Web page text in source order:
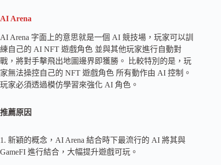
AI Arena
AI Arena 字面上的意思就是一個 AI 競技場，玩家可以訓
練自己的 AI NFT 遊戲角色 並與其他玩家進行自動對
戰，將對手擊飛出地圖邊界即獲勝。 比較特別的是，玩
家無法操控自己的 NFT 遊戲角色 所有動作由 AI 控制。
玩家必須透過模仿學習來強化 AI 角色。
推薦原因
1. 新穎的概念，AI Arena 結合時下最流行的 AI 將其與
GameFI 進行結合，大幅提升遊戲可玩。